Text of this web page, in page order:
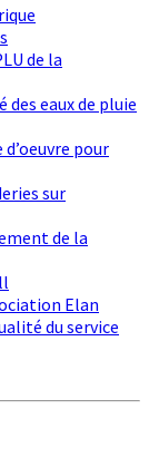
de la
eaux de pluie
pour
sur
de la
Elan
du service